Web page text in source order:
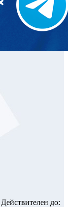
Действителен до: